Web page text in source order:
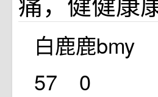
白鹿鹿bmy
57
0